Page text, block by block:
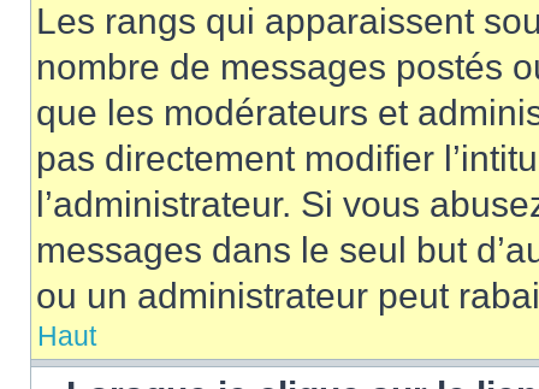
Les rangs qui apparaissent
nombre de messages postés
que les modérateurs et
pas directement modifier
l’administrateur. Si vous
messages dans le seul but
ou un administrateur peut
Haut